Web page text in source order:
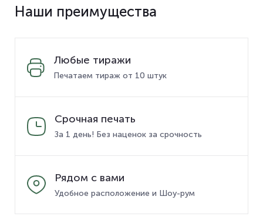
Наши преимущества
Любые тиражи
Печатаем тираж от 10 штук
Срочная печать
За 1 день! Без наценок за срочность
Рядом с вами
Удобное расположение и Шоу-рум